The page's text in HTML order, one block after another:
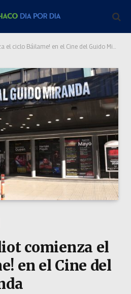
ciclo Báilame! en el Cine del Guido Miranda
comienza el
en el Cine del